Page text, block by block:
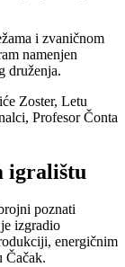
i zvaničnom
namenjen
druženja.
Zoster, Letu
Profesor Čonta
igralištu
poznati
izgradio
energičnim
Čačak.